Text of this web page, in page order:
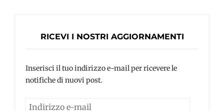
RICEVI I NOSTRI AGGIORNAMENTI
Inserisci il tuo indirizzo e-mail per ricevere le
notifiche di nuovi post.
Indirizzo